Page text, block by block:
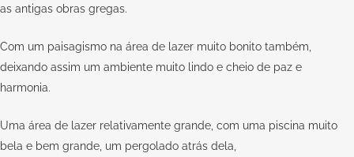
as antigas obras gregas.
Com um paisagismo na área de lazer muito bonito também,
deixando assim um ambiente muito lindo e cheio de paz e
harmonia.
Uma área de lazer relativamente grande, com uma piscina muito
bela e bem grande, um pergolado atrás dela,